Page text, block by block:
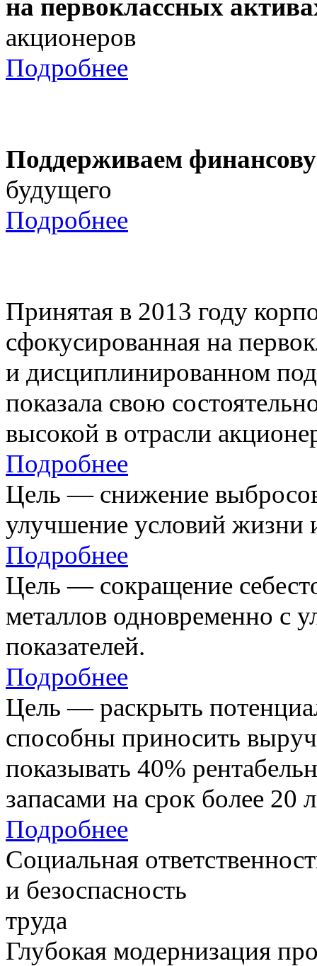
на первоклассных
акционеров
Подробнее
Поддерживаем
будущего
Подробнее
Принятая в 2013 году
сфокусированная на
и дисциплинированном
показала свою
высокой в отрасли
Подробнее
Цель — снижение
улучшение условий жизни
Подробнее
Цель — сокращение
металлов одновременно с
показателей.
Подробнее
Цель — раскрыть
способны приносить
показывать 40%
запасами на срок более 20
Подробнее
Социальная
и безоспасность
труда
Глубокая модернизация